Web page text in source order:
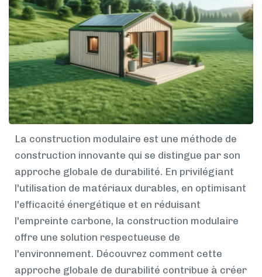
La construction modulaire est une méthode de
construction innovante qui se distingue par son
approche globale de durabilité. En privilégiant
l'utilisation de matériaux durables, en optimisant
l'efficacité énergétique et en réduisant
l'empreinte carbone, la construction modulaire
offre une solution respectueuse de
l'environnement. Découvrez comment cette
approche globale de durabilité contribue à créer